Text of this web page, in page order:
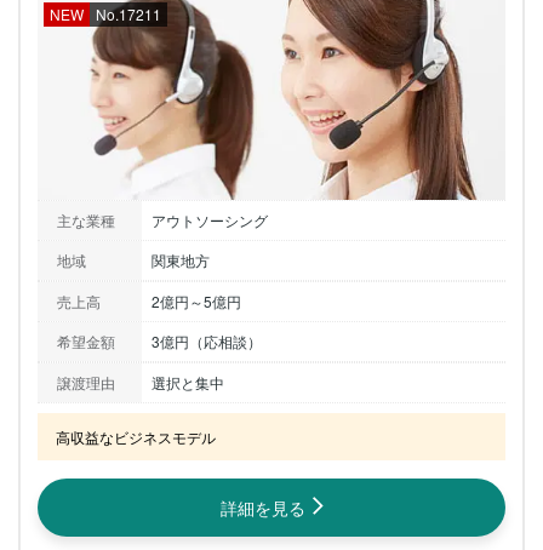
NEW No.17211
主な業種
アウトソーシング
地域
関東地方
売上高
2億円～5億円
希望金額
3億円（応相談）
譲渡理由
選択と集中
高収益なビジネスモデル
詳細を見る